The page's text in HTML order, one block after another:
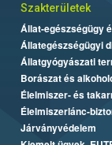
Szakterületek
Állat-egészségügy
Állategészségügyi
Állatgyógyászati
Borászat és
Élelmiszer- és
Élelmiszerlánc-
Járványvédelem